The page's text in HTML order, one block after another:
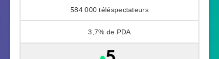
584 000
3,7%